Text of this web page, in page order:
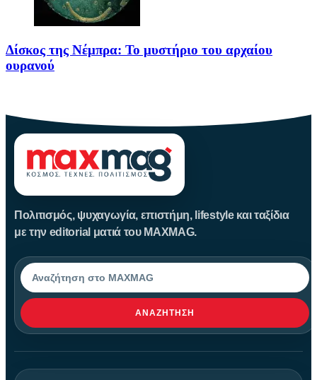
Δίσκος της Νέμπρα: Το μυστήριο του αρχαίου
ουρανού
Πολιτισμός, ψυχαγωγία, επιστήμη, lifestyle και ταξίδια
με την editorial ματιά του MAXMAG.
Αναζήτηση
ΑΝΑΖΉΤΗΣΗ